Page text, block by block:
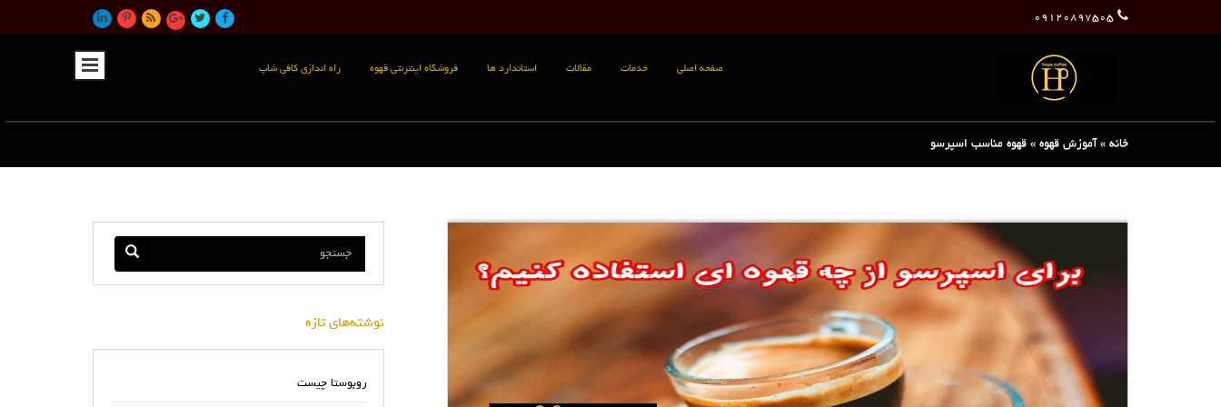
۰۹۱۲۰۸۹۷۵۰۵
صفحه اصلی خدمات مقالات استاندارد ها فروشگاه اینترنتی قهوه راه اندازی کافی شاپ
خانه »آموزش قهوه » قهوه مناسب اسپرسو
نوشته‌های تازه
روبوستا چیست